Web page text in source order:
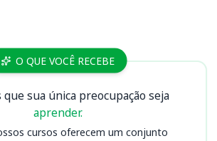
O QUE VOCÊ RECEBE
sua única preocupação seja
aprender.
cursos oferecem um conjunto